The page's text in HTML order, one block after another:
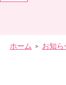
ホーム お知ら